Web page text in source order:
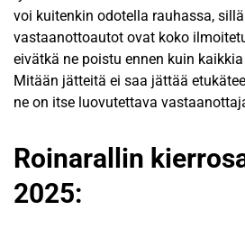
voi kuitenkin odotella rauhassa,
vastaanottoautot ovat koko
eivätkä ne poistu ennen kuin
Mitään jätteitä ei saa jättää
ne on itse luovutettava
Roinarallin
2025: